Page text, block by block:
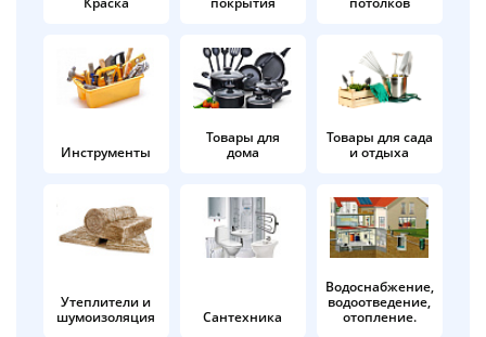
Инструменты
Товары для
дома
Товары для сада
и отдыха
Утеплители и
шумоизоляция
Сантехника
Водоснабжение,
водоотведение,
отопление.
в корзину
Оплачивайте сегодня только
25% картой любого банка
Получайте товар
выбранный способом
Оставшиеся
% будут